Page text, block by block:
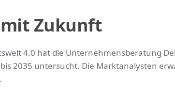
Zukunft
4.0 hat die Unternehmensberatung
2035 untersucht. Die Marktanalysten